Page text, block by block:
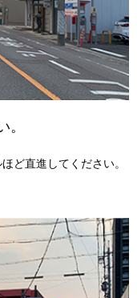
ど直進してください。